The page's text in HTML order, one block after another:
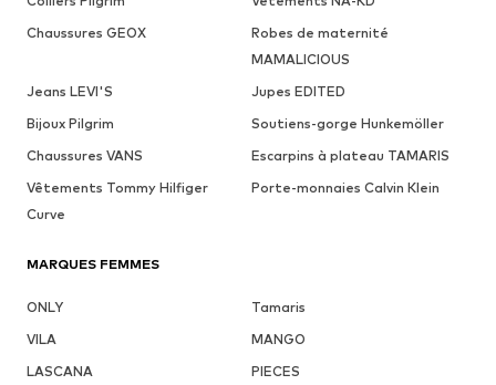
Chaussures GEOX
Robes de maternité
MAMALICIOUS
Jeans LEVI'S
Jupes EDITED
Bijoux Pilgrim
Soutiens-gorge Hunkemöller
Chaussures VANS
Escarpins à plateau TAMARIS
Vêtements Tommy Hilfiger
Curve
Porte-monnaies Calvin Klein
MARQUES FEMMES
ONLY
Tamaris
VILA
MANGO
LASCANA
PIECES